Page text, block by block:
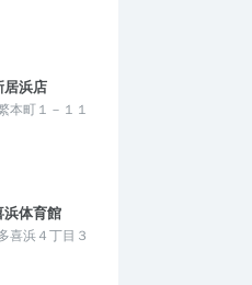
居浜店
本町１－１１
体育館
喜浜４丁目３